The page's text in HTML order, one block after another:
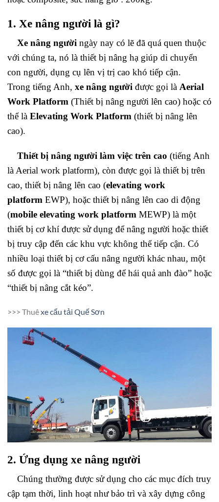
1. Xe nâng người là gì?
Xe nâng người ngày nay có lẽ đã quá quen thuộc
với chúng ta, nó là thiết bị nâng hạ giúp di chuyển
con người, dụng cụ lên vị trị cao khó tiếp cận.
Trong tiếng Anh, xe nâng người được gọi là Aerial
Work Platform (Thiết bị nâng người lên cao) hoặc có
thể là Elevating Work Platform (thiết bị nâng lên
cao).
Thiết bị nâng người làm việc trên cao (tiếng Anh
là Aerial work platform), còn được gọi là thiết bị trên
cao, thiết bị nâng lên cao (elevating work
platform EWP), hoặc thiết bị nâng lên cao di động
(mobile elevating work platform MEWP) là một
thiết bị cơ khí được sử dụng để nâng người hoặc thiết
bị truy cập đến các khu vực không thể tiếp cận. Có
nhiều loại thiết bị cơ cấu nâng người khác nhau, một
số được gọi là “thiết bị dùng để hái quả anh đào” hoặc
“thiết bị nâng cắt kéo”.
>>> Thuêxe cẩu tải Quế Sơn
2. Ứng dụng xe nâng người
Chúng thường được sử dụng cho các mục đích truy
cập tạm thời, linh hoạt như bảo trì và xây dựng công